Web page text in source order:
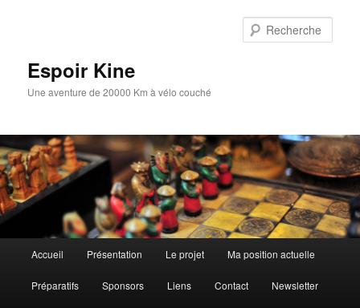
Espoir Kine
Une aventure de 20000 Km à vélo couché
principal
Accueil Présentation Le projet Ma position actuelle
Préparatifs Sponsors Liens Contact Newsletter